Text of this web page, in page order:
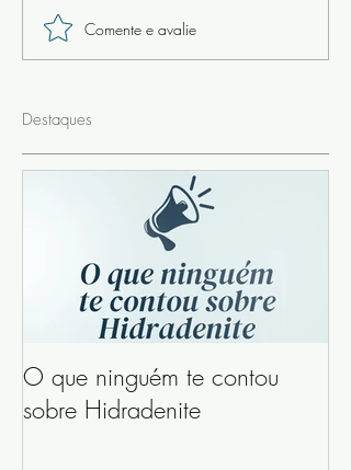
Comente e avalie
Destaques
O que ninguém te contou
sobre Hidradenite